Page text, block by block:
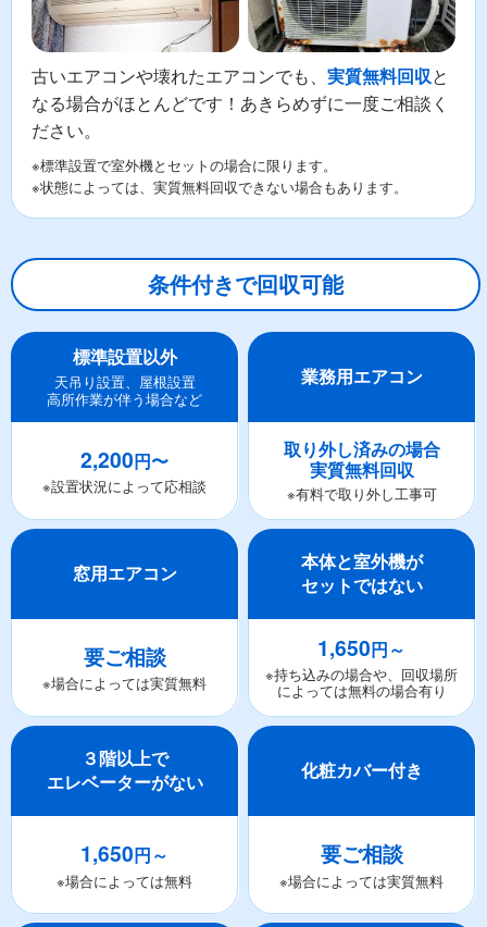
古いエアコンや壊れたエアコンでも、 実質無料回収と
なる場合がほとんどです！あきらめずに一度ご相談く
ださい。
※標準設置で室外機とセットの場合に限ります。
※状態によっては、実質無料回収できない場合もあります。
条件付きで回収可能
標準設置以外
天吊り設置、屋根設置
高所作業が伴う場合など
2,200円〜
※設置状況によって応相談
業務用エアコン
取り外し済みの場合
実質無料回収
※有料で取り外し工事可
窓用エアコン
要ご相談
※場合によっては実質無料
本体と室外機が
セットではない
1,650円～
※持ち込みの場合や、回収場所
によっては無料の場合有り
３階以上で
エレベーターがない
1,650円～
※場合によっては無料
化粧カバー付き
要ご相談
※場合によっては実質無料